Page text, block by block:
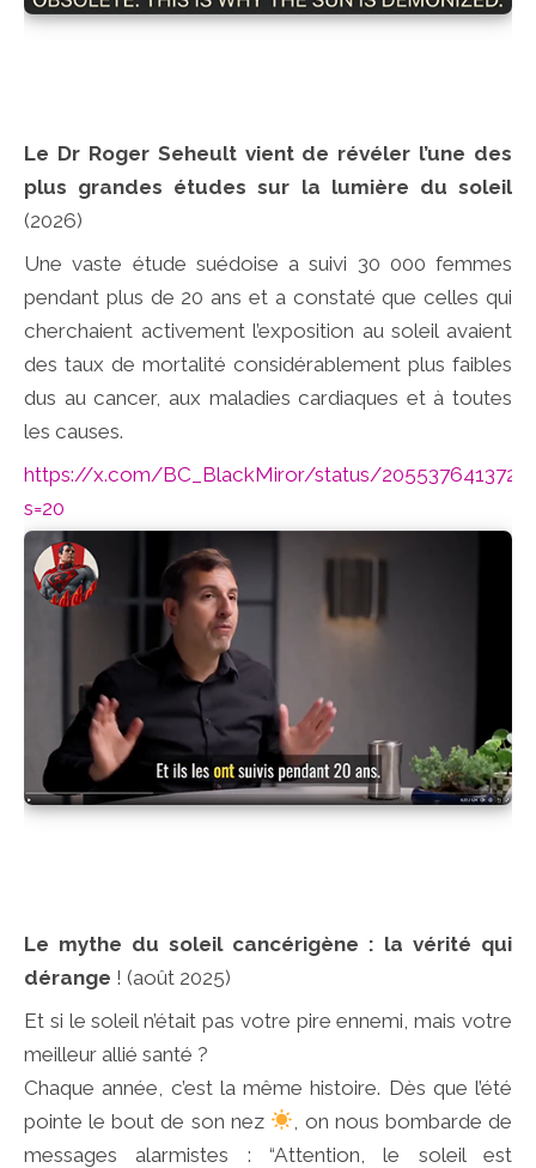
Le Dr Roger Seheult vient de révéler l’une des
plus grandes études sur la lumière du soleil
(2026)
Une vaste étude suédoise a suivi 30 000 femmes
pendant plus de 20 ans et a constaté que celles qui
cherchaient activement l’exposition au soleil avaient
des taux de mortalité considérablement plus faibles
dus au cancer, aux maladies cardiaques et à toutes
les causes.
https://x.com/BC_BlackMiror/status/
s=20
Le mythe du soleil cancérigène : la vérité qui
dérange ! (août 2025)
Et si le soleil n’était pas votre pire ennemi, mais votre
meilleur allié santé ?
Chaque année, c’est la même histoire. Dès que l’été
pointe le bout de son nez
, on nous bombarde de
messages alarmistes : “Attention, le soleil est